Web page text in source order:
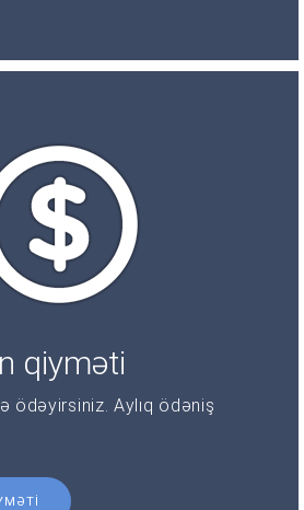
qiyməti
ödəyirsiniz. Aylıq ödəniş